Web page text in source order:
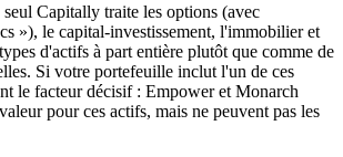
Capitally traite les options (avec
»), le capital-investissement, l'immobilier et
d'actifs à part entière plutôt que comme de
Si votre portefeuille inclut l'un de ces
le facteur décisif : Empower et Monarch
pour ces actifs, mais ne peuvent pas les